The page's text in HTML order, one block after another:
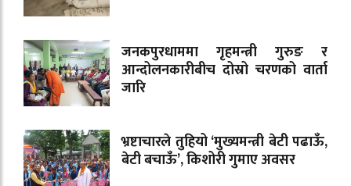
जनकपुरधाममा गृहमन्त्री गुरुङ र
आन्दोलनकारीबीच दोस्रो चरणको वार्ता
जारि
भ्रष्टाचारले तुहियो ‘मुख्यमन्त्री बेटी पढाऊँ,
बेटी बचाऊँ’, किशोरी गुमाए अवसर